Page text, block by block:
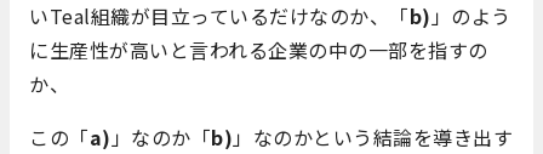
いTeal組織が目立っているだけなのか、「b)」のよう
に生産性が高いと言われる企業の中の一部を指すの
か、
この「a)」なのか「b)」なのかという結論を導き出す